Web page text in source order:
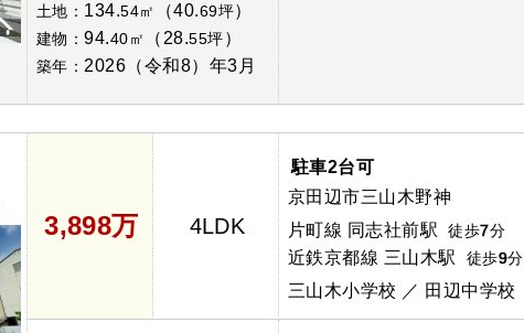
土地： 134.54㎡ （40.69坪）
建物：94.40㎡ （28.55坪）
築年： 2026（令和8）年3月
3,898万 4LDK
駐車2台可
京田辺市三山木野神
片町線 同志社前駅 徒歩7分
近鉄京都線 三山木駅 徒歩9分
三山木小学校 ／ 田辺中学校